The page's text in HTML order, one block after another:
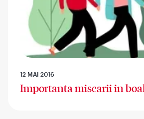
12 MAI 2016
Importanta miscarii in